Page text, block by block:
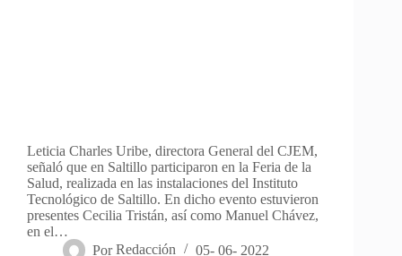
Leticia Charles Uribe, directora General del CJEM,
señaló que en Saltillo participaron en la Feria de la
Salud, realizada en las instalaciones del Instituto
Tecnológico de Saltillo. En dicho evento estuvieron
presentes Cecilia Tristán, así como Manuel Chávez,
en el…
Por Redacción 05- 06- 2022